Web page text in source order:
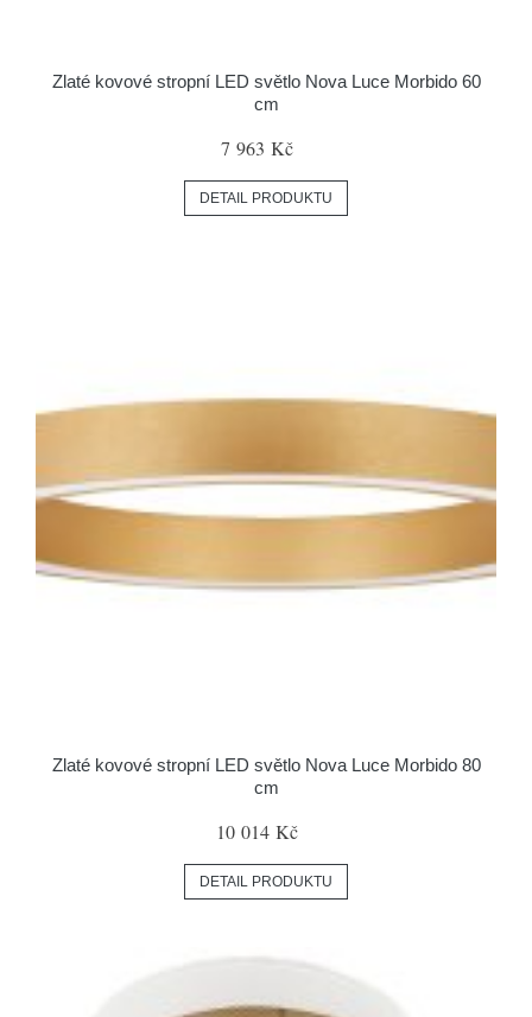
Zlaté kovové stropní LED světlo Nova Luce Morbido 60
cm
7 963 Kč
DETAIL PRODUKTU
Zlaté kovové stropní LED světlo Nova Luce Morbido 80
cm
10 014 Kč
DETAIL PRODUKTU